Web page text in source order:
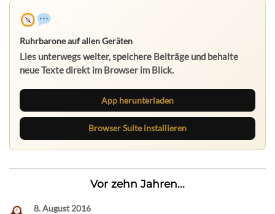
Ruhrbarone auf allen Geräten
Lies unterwegs weiter, speichere Beiträge und behalte
neue Texte direkt im Browser im Blick.
App herunterladen
Browser Suite installieren
Vor zehn Jahren...
8. August 2016